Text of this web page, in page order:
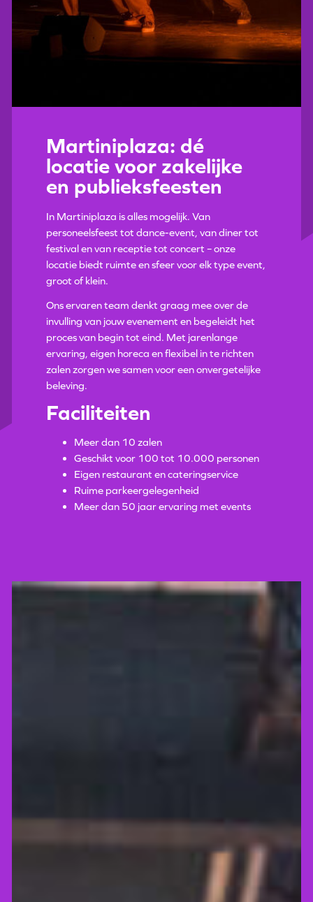
Martiniplaza: dé
locatie voor zakelijke
en publieksfeesten
In Martiniplaza is alles mogelijk. Van
personeelsfeest tot dance-event, van diner tot
festival en van receptie tot concert – onze
locatie biedt ruimte en sfeer voor elk type event,
groot of klein.
Ons ervaren team denkt graag mee over de
invulling van jouw evenement en begeleidt het
proces van begin tot eind. Met jarenlange
ervaring, eigen horeca en flexibel in te richten
zalen zorgen we samen voor een onvergetelijke
beleving.
Faciliteiten
Meer dan 10 zalen
Geschikt voor 100 tot 10.000 personen
Eigen restaurant en cateringservice
Ruime parkeergelegenheid
Meer dan 50 jaar ervaring met events